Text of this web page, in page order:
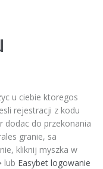
u ciebie ktoregos
rejestracji z kodu
do przekonania
granie, sa
kliknij myszka w
lub Easybet logowanie